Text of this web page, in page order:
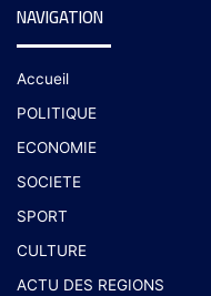
NAVIGATION
Accueil
POLITIQUE
ECONOMIE
SOCIETE
SPORT
CULTURE
ACTU DES REGIONS